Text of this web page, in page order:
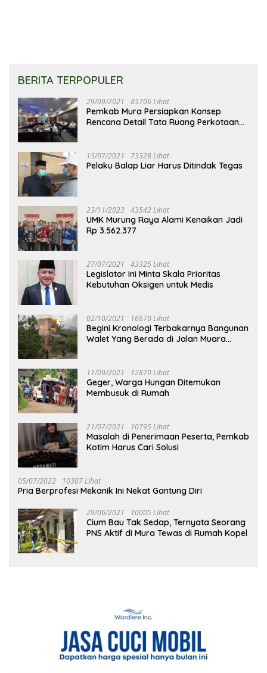
BERITA TERPOPULER
29/09/2021 85706 Lihat
Pemkab Mura Persiapkan Konsep
Rencana Detail Tata Ruang Perkotaan
15/07/2021 73328 Lihat
Pelaku Balap Liar Harus Ditindak Tegas
23/11/2023 43542 Lihat
UMK Murung Raya Alami Kenaikan Jadi
Rp 3.562.377
27/07/2021 43325 Lihat
Legislator Ini Minta Skala Prioritas
Kebutuhan Oksigen untuk Medis
02/10/2021 16670 Lihat
Begini Kronologi Terbakarnya Bangunan
Walet Yang Berada di Jalan Muara
11/09/2021 12870 Lihat
Geger, Warga Hungan Ditemukan
Membusuk di Rumah
21/07/2021 10795 Lihat
Masalah di Penerimaan Peserta, Pemkab
Kotim Harus Cari Solusi
05/07/2022 10307 Lihat
Pria Berprofesi Mekanik Ini Nekat Gantung Diri
29/06/2021 10005 Lihat
Cium Bau Tak Sedap, Ternyata Seorang
PNS Aktif di Mura Tewas di Rumah Kopel